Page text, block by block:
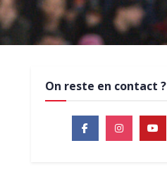
On reste en contact ?